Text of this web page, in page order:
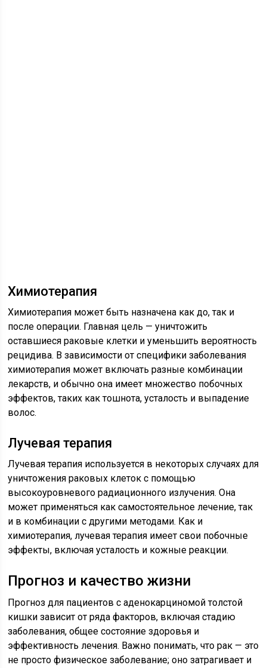
Химиотерапия
Химиотерапия может быть назначена как до, так и
после операции. Главная цель — уничтожить
оставшиеся раковые клетки и уменьшить вероятность
рецидива. В зависимости от специфики заболевания
химиотерапия может включать разные комбинации
лекарств, и обычно она имеет множество побочных
эффектов, таких как тошнота, усталость и выпадение
волос.
Лучевая терапия
Лучевая терапия используется в некоторых случаях для
уничтожения раковых клеток с помощью
высокоуровневого радиационного излучения. Она
может применяться как самостоятельное лечение, так
и в комбинации с другими методами. Как и
химиотерапия, лучевая терапия имеет свои побочные
эффекты, включая усталость и кожные реакции.
Прогноз и качество жизни
Прогноз для пациентов с аденокарциномой толстой
кишки зависит от ряда факторов, включая стадию
заболевания, общее состояние здоровья и
эффективность лечения. Важно понимать, что рак — это
не просто физическое заболевание; оно затрагивает и